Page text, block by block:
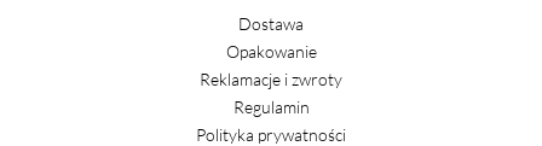
Dostawa
Opakowanie
Reklamacje i zwroty
Regulamin
Polityka prywatności